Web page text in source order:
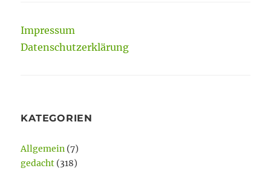
Impressum
Datenschutzerklärung
KATEGORIEN
Allgemein (7)
gedacht (318)